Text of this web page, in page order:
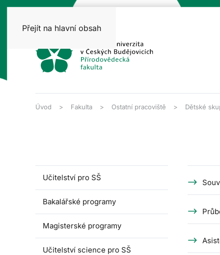
Přejít na hlavní obsah
Úvod Fakulta Ostatní pracoviště Dětské
Učitelství pro SŠ
Bakalářské programy
Magisterské programy
Učitelství science pro SŠ